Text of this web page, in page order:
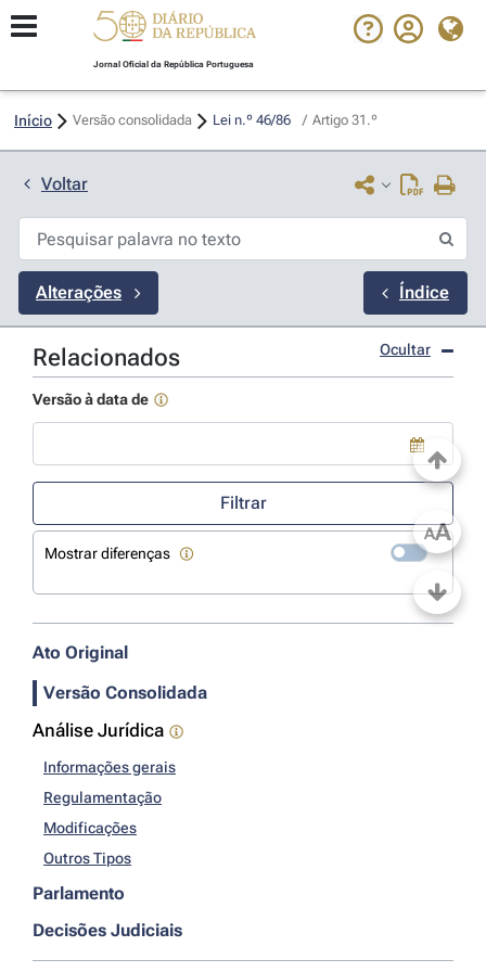
Jornal Oficial da República Portuguesa
Início Versão consolidada Lei n.º 46/86 / Artigo 31.º
Voltar
Alterações Índice
Relacionados Ocultar
Versão à data de
Use a tecla de seta para baixo para abrir o calendário; Use as
Filtrar
Mostrar diferenças
Ato Original
Versão Consolidada
Análise Jurídica
Informações gerais
Regulamentação
Modificações
Outros Tipos
Parlamento
Decisões Judiciais
AA